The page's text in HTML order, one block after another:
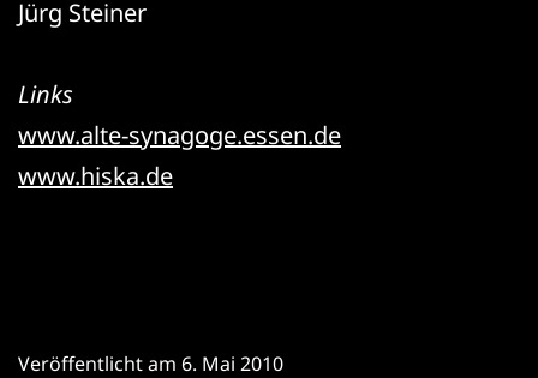
Jürg Steiner
Links
www.alte-synagoge.essen.de
www.hiska.de
Veröffentlicht am 6. Mai 2010